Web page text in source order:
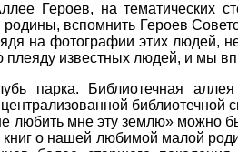
Героев, на тематических
вспомнить Героев
на фотографии этих людей,
плеяду известных людей, и мы
парка. Библиотечная
любить мне эту землю» можно
книг о нашей любимой малой